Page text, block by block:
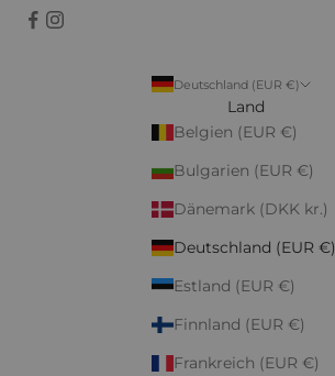
Deutschland (EUR €)
Land
Belgien (EUR €)
Bulgarien (EUR €)
Dänemark (DKK kr.)
Deutschland (EUR €)
Estland (EUR €)
Finnland (EUR €)
Frankreich (EUR €)